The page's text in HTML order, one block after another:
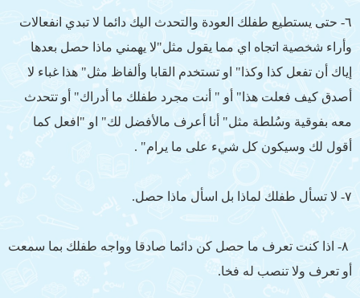
٦- حتى يستطيع طفلك العودة والتحدث اليك دائما لا تبدي انفعالات
وأراء شخصية اتجاه اي مما يقول مثل"لا يهمني ماذا حصل بعدها
إياك أن تفعل كذا وكذا" او تستخدم القابا وألفاظ مثل" هذا غباء لا
أصدق كيف فعلت هذا" أو " أنت مجرد طفلك ما أدراك" أو تتحدث
معه بفوقية وسُلطة مثل" أنا أعرف مالأفضل لك" او "افعل كما
أقول لك وسيكون كل شيء على ما يرام" .
٧- لا تسأل طفلك لماذا بل اسأل ماذا حصل.
٨- اذا كنت تعرف ما حصل كن دائما صادقا وواجه طفلك بما سمعت
أو تعرف ولا تنصب له فخا.